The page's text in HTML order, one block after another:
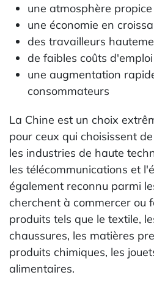
une atmosphère
une économie en
des travailleurs
de faibles coûts d'emploi
une augmentation
consommateurs
La Chine est un choix
pour ceux qui choisissent
les industries de haute
les télécommunications et
également reconnu parmi
cherchent à commercer ou
produits tels que le textile,
chaussures, les matières
produits chimiques, les
alimentaires.